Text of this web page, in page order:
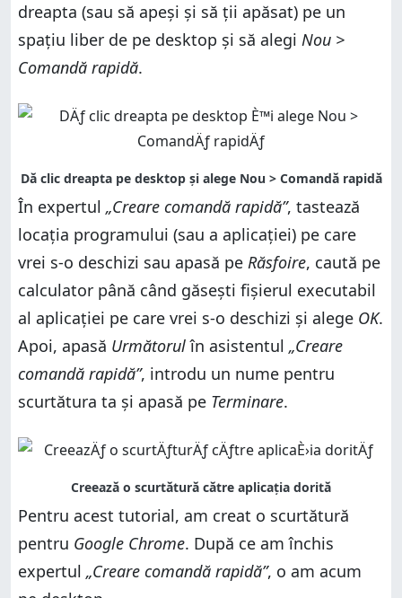
dreapta (sau să apeși și să ții apăsat) pe un
spațiu liber de pe desktop și să alegi Nou >
Comandă rapidă.
În expertul „Creare comandă rapidă”, tastează
locația programului (sau a aplicației) pe care
vrei s-o deschizi sau apasă pe Răsfoire, caută pe
calculator până când găsești fișierul executabil
al aplicației pe care vrei s-o deschizi și alege OK.
Apoi, apasă Următorulîn asistentul „Creare
comandă rapidă”, introdu un nume pentru
scurtătura ta și apasă pe Terminare.
Pentru acest tutorial, am creat o scurtătură
pentru Google Chrome. După ce am închis
expertul „Creare comandă rapidă”, o am acum